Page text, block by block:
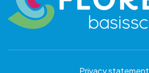
Privacy statement